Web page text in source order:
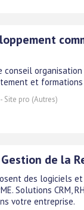
conseil
et formations
- Site pro (Autres)
de la
des logiciels
Solutions CRM,
votre entreprise.